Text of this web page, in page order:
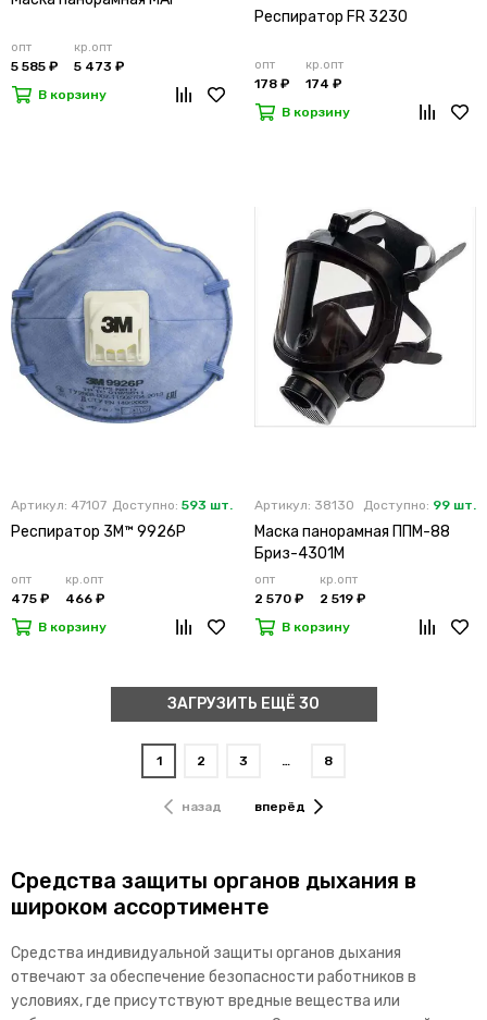
опт
5 585 ₽
кр.опт
5 473 ₽
В корзину
Респиратор FR 3230
опт
178 ₽
кр.опт
174 ₽
В корзину
Артикул: 47107 Доступно: 593 шт.
Респиратор 3M™ 9926Р
опт
475 ₽
кр.опт
466 ₽
В корзину
Артикул: 38130 Доступно: 99 шт.
Маска панорамная ППМ-88
Бриз-4301М
опт
2 570 ₽
кр.опт
2 519 ₽
В корзину
ЗАГРУЗИТЬ ЕЩЁ 30
назад
1 2 3 … 8
вперёд
Средства защиты органов дыхания в
широком ассортименте
Средства индивидуальной защиты органов дыхания
отвечают за обеспечение безопасности работников в
условиях, где присутствуют вредные вещества или